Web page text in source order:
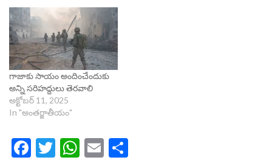
గాజాకు సాయం అందించేందుకు
అన్ని సరిహద్దులు తెరవాలి
అక్టోబర్ 11, 2025
In "అంతర్జాతీయం"
Facebook
Twitter
WhatsApp
Email